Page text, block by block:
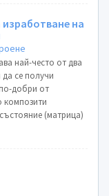
на
най-често от два
се получи
добри от
композити
(матрица)